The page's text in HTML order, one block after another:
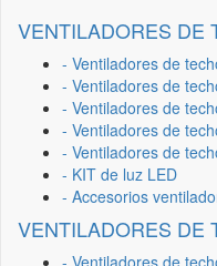
VENTILADORES DE
- Ventiladores de
- Ventiladores de
- Ventiladores de
- Ventiladores de
- Ventiladores de
- KIT de luz LED
- Accesorios
VENTILADORES DE